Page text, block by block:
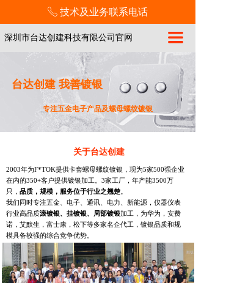
끀
深圳市台达创建科技有限公司官网
ꂅ 技术及业务联系电话
台达创建 我善镀银
专注五金电子产品及螺母螺纹镀银
2003年为F*TOK提供卡套螺母螺纹镀银，现为5家500强企业
在内的350+客户提供镀银加工。3家工厂，年产能3500万
只， 品质，规模，服务位于行业之翘楚。
我们同时专注五金、电子、通讯、电力、新能源，仪器仪表
行业高品质滚镀银、挂镀银、局部镀银加工，为华为，安费
诺，艾默生，富士康，松下等多家名企代工，镀银品质和规
模具备较强的综合竞争优势。
关于台达创建